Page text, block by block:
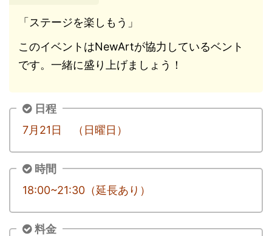
「ステージを楽しもう」
このイベントはNewArtが協力しているベント
です。一緒に盛り上げましょう！
日程
7月21日 （日曜日）
時間
18:00~21:30（延長あり）
料金